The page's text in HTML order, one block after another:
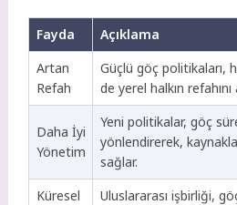
Fayda
Açıklama
Artan
Refah
Güçlü göç politikaları,
de yerel halkın refahını
Daha İyi
Yönetim
Yeni politikalar, göç
yönlendirerek,
sağlar.
Küresel
Uluslararası işbirliği,